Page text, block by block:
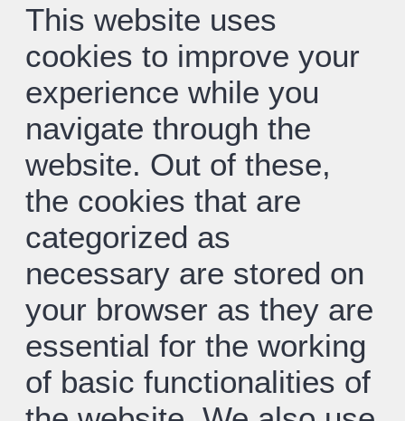
This website uses
cookies to improve your
experience while you
navigate through the
website. Out of these,
the cookies that are
categorized as
necessary are stored on
your browser as they are
essential for the working
of basic functionalities of